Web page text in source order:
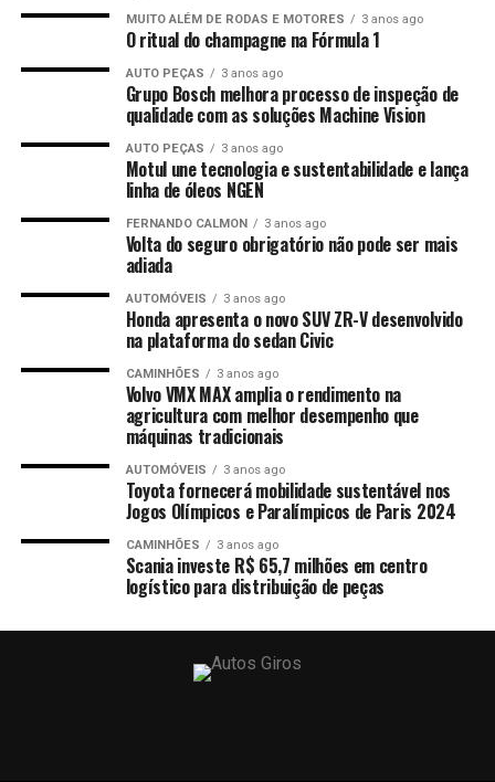
MUITO ALÉM DE RODAS E MOTORES 3 anos ago
O ritual do champagne na Fórmula 1
AUTO PEÇAS 3 anos ago
Grupo Bosch melhora processo de inspeção de
qualidade com as soluções Machine Vision
AUTO PEÇAS 3 anos ago
Motul une tecnologia e sustentabilidade e lança
linha de óleos NGEN
FERNANDO CALMON 3 anos ago
Volta do seguro obrigatório não pode ser mais
adiada
AUTOMÓVEIS 3 anos ago
Honda apresenta o novo SUV ZR-V desenvolvido
na plataforma do sedan Civic
CAMINHÕES 3 anos ago
Volvo VMX MAX amplia o rendimento na
agricultura com melhor desempenho que
máquinas tradicionais
AUTOMÓVEIS 3 anos ago
Toyota fornecerá mobilidade sustentável nos
Jogos Olímpicos e Paralímpicos de Paris 2024
CAMINHÕES 3 anos ago
Scania investe R$ 65,7 milhões em centro
logístico para distribuição de peças